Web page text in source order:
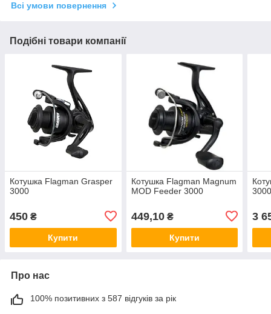
Всі умови повернення
Подібні товари компанії
Котушка Flagman Grasper
3000
450 ₴
Купити
Котушка Flagman Magnum
MOD Feeder 3000
449,10₴
Купити
3
Про нас
100% позитивних з 587 відгуків за рік